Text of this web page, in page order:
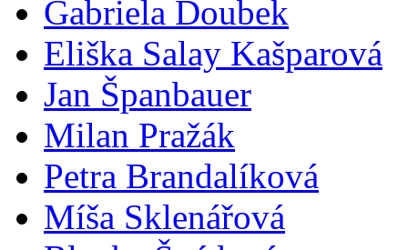
Gabriela Doubek
Eliška Salay Kašparová
Jan Španbauer
Milan Pražák
Petra Brandalíková
Míša Sklenářová